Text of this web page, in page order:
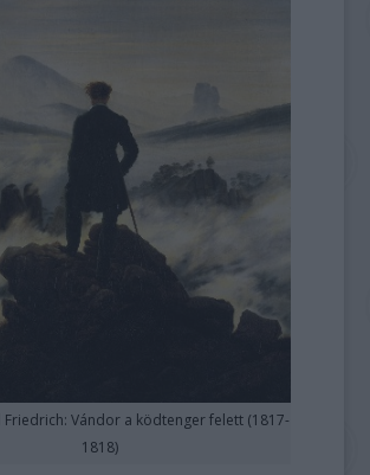
Friedrich: Vándor a ködtenger felett (1817-
1818)